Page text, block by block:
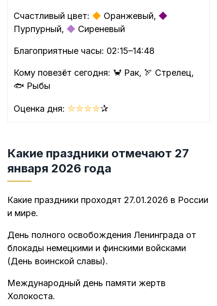
Счастливый цвет: ◆ Оранжевый, ◆
Пурпурный, ◆ Сиреневый
Благоприятные часы: 02:15–14:48
Кому повезёт сегодня: 🦀 Рак, 🏹 Стрелец,
🐟 Рыбы
Оценка дня: ✮✮✮✮✰
Какие праздники отмечают 27
января 2026 года
Какие праздники проходят 27.01.2026 в России
и мире.
День полного освобождения Ленинграда от
блокады немецкими и финскими войсками
(День воинской славы).
Международный день памяти жертв
Холокоста.